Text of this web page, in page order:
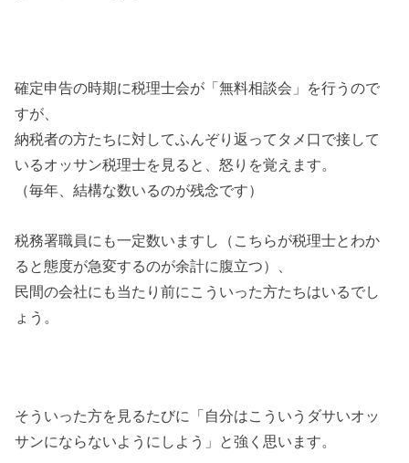
確定申告の時期に税理士会が「無料相談会」を行うので
すが、
納税者の方たちに対してふんぞり返ってタメ口で接して
いるオッサン税理士を見ると、怒りを覚えます。
（毎年、結構な数いるのが残念です）
税務署職員にも一定数いますし（こちらが税理士とわか
ると態度が急変するのが余計に腹立つ）、
民間の会社にも当たり前にこういった方たちはいるでし
ょう。
そういった方を見るたびに「自分はこういうダサいオッ
サンにならないようにしよう」と強く思います。